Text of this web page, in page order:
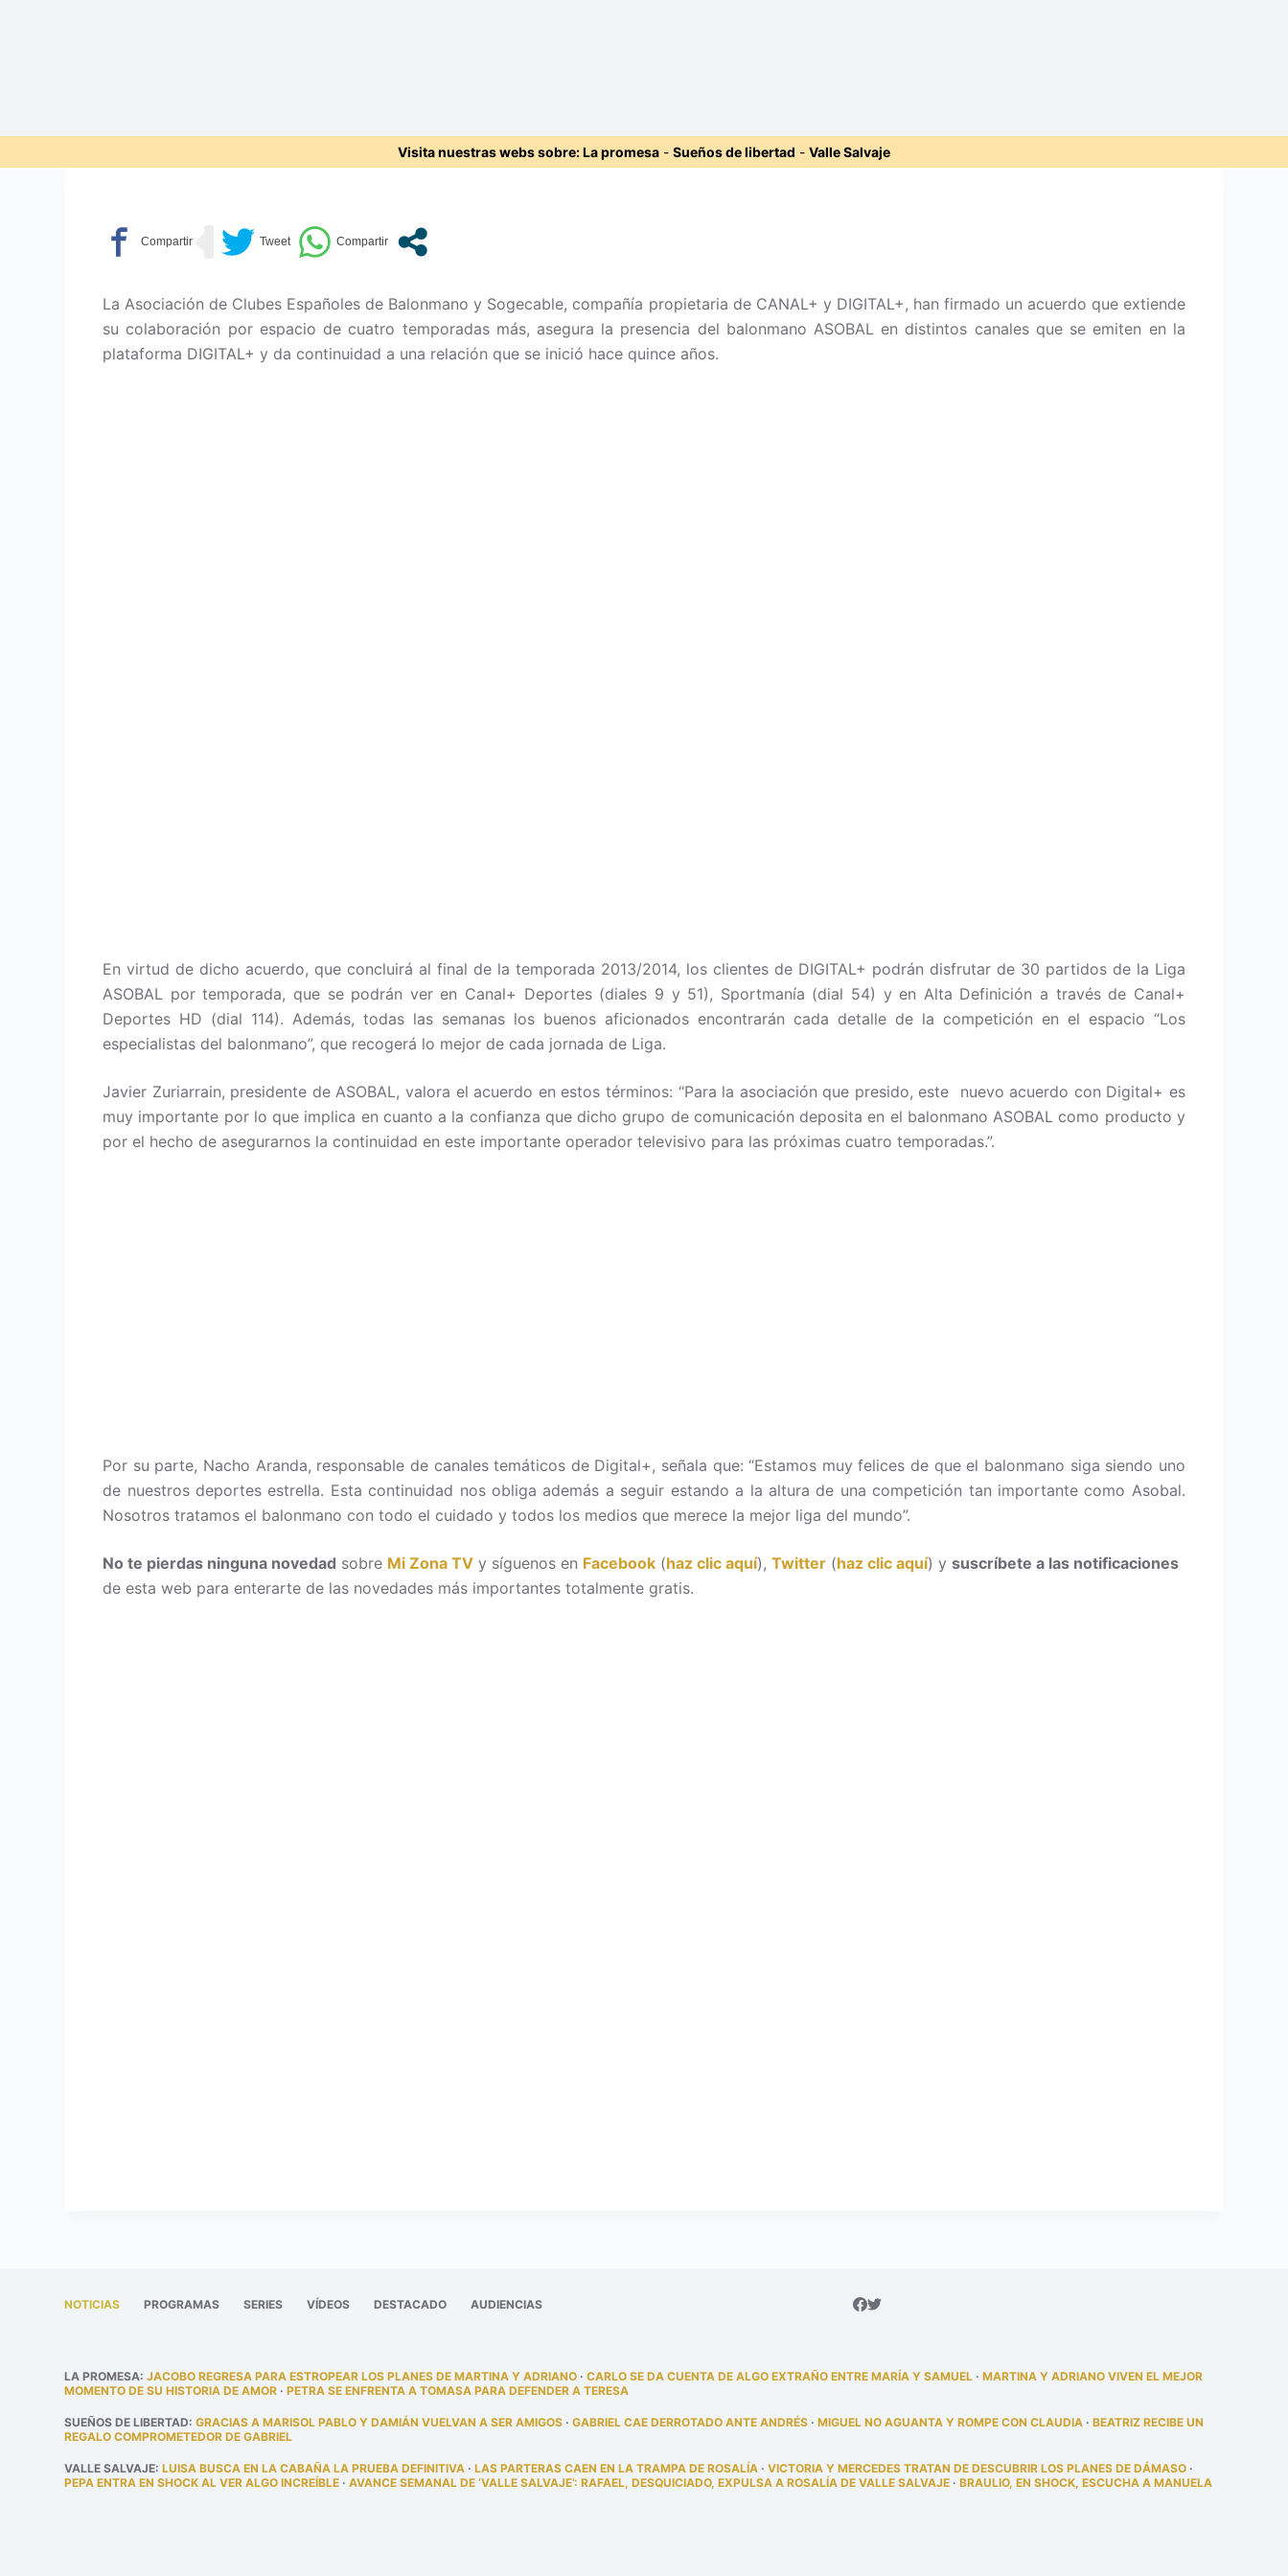
Visita nuestras webs sobre:La promesa - Sueños de libertad - Valle Salvaje
La Asociación de Clubes Españoles de Balonmano y Sogecable, compañía propietaria de CANAL+ y DIGITAL+, han firmado un acuerdo que extiende
su colaboración por espacio de cuatro temporadas más, asegura la presencia del balonmano ASOBAL en distintos canales que se emiten en la
plataforma DIGITAL+ y da continuidad a una relación que se inició hace quince años.
En virtud de dicho acuerdo, que concluirá al final de la temporada 2013/2014, los clientes de DIGITAL+ podrán disfrutar de 30 partidos de la Liga
ASOBAL por temporada, que se podrán ver en Canal+ Deportes (diales 9 y 51), Sportmanía (dial 54) y en Alta Definición a través de Canal+
Deportes HD (dial 114). Además, todas las semanas los buenos aficionados encontrarán cada detalle de la competición en el espacio “Los
especialistas del balonmano”, que recogerá lo mejor de cada jornada de Liga.
Javier Zuriarrain, presidente de ASOBAL, valora el acuerdo en estos términos: “Para la asociación que presido, este nuevo acuerdo con Digital+ es
muy importante por lo que implica en cuanto a la confianza que dicho grupo de comunicación deposita en el balonmano ASOBAL como producto y
por el hecho de asegurarnos la continuidad en este importante operador televisivo para las próximas cuatro temporadas.”.
Por su parte, Nacho Aranda, responsable de canales temáticos de Digital+, señala que: “Estamos muy felices de que el balonmano siga siendo uno
de nuestros deportes estrella. Esta continuidad nos obliga además a seguir estando a la altura de una competición tan importante como Asobal.
Nosotros tratamos el balonmano con todo el cuidado y todos los medios que merece la mejor liga del mundo”.
No te pierdas ninguna novedad sobre Mi Zona TV y síguenos en Facebook (haz clic aquí),Twitter (haz clic aquí) ysuscríbete a las notificaciones
de esta web para enterarte de las novedades más importantes totalmente gratis.
NOTICIAS PROGRAMAS SERIES VÍDEOS DESTACADO AUDIENCIAS
LA PROMESA:JACOBO REGRESA PARA ESTROPEAR LOS PLANES DE MARTINA Y ADRIANO ·CARLO SE DA CUENTA DE ALGO EXTRAÑO ENTRE MARÍA Y SAMUEL ·MARTINA Y ADRIANO VIVEN EL MEJOR
MOMENTO DE SU HISTORIA DE AMOR ·PETRA SE ENFRENTA A TOMASA PARA DEFENDER A TERESA
SUEÑOS DE LIBERTAD:GRACIAS A MARISOL PABLO Y DAMIÁN VUELVAN A SER AMIGOS ·GABRIEL CAE DERROTADO ANTE ANDRÉS ·MIGUEL NO AGUANTA Y ROMPE CON CLAUDIA ·BEATRIZ RECIBE UN
REGALO COMPROMETEDOR DE GABRIEL
VALLE SALVAJE:LUISA BUSCA EN LA CABAÑA LA PRUEBA DEFINITIVA ·LAS PARTERAS CAEN EN LA TRAMPA DE ROSALÍA ·VICTORIA Y MERCEDES TRATAN DE DESCUBRIR LOS PLANES DE DÁMASO ·
PEPA ENTRA EN SHOCK AL VER ALGO INCREÍBLE ·AVANCE SEMANAL DE ‘VALLE SALVAJE’: RAFAEL, DESQUICIADO, EXPULSA A ROSALÍA DE VALLE SALVAJE ·BRAULIO, EN SHOCK, ESCUCHA A MANUELA